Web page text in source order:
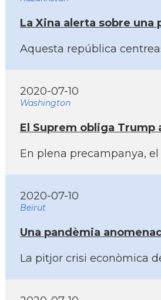
La Xina alerta sobre una
Aquesta república
2020-07-10
Washington
El Suprem obliga
En plena precampanya,
2020-07-10
Beirut
Una pandèmia
La pitjor crisi econòmica